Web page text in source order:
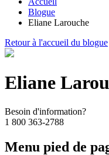
Blogue
Eliane Larouche
Retour à l'accueil du blogue
Eliane
Besoin d'information?
1 800 363-2788
Menu pied de